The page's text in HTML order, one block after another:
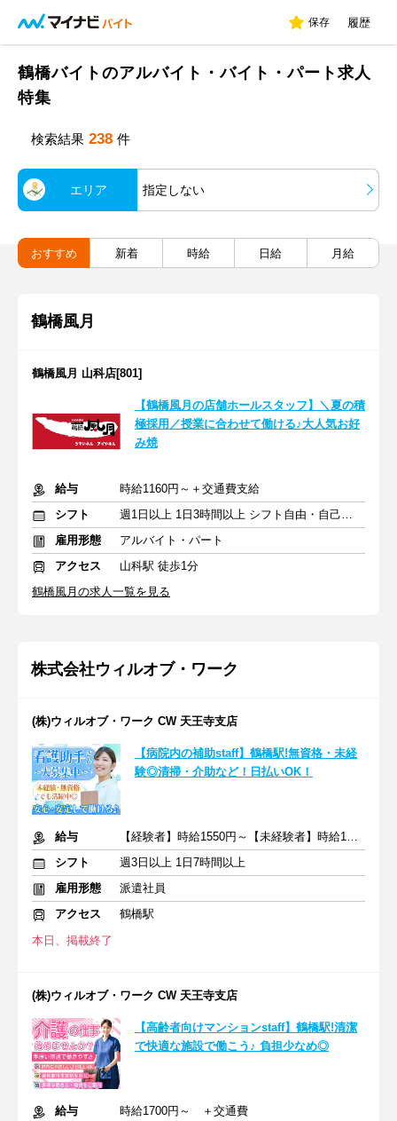
保存 履歴
鶴橋バイトのアルバイト・バイト・パート求人
特集
検索結果 238 件
エリア 指定しない
おすすめ 新着 時給 日給 月給
鶴橋風月
鶴橋風月 山科店[801]
【鶴橋風月の店舗ホールスタッフ】＼夏の積
極採用／授業に合わせて働ける♪大人気お好
み焼
給与
時給1160円～＋交通費支給
シフト
週1日以上 1日3時間以上 シフト自由・自己申告
雇用形態
アルバイト・パート
アクセス
山科駅 徒歩1分
鶴橋風月の求人一覧を見る
株式会社ウィルオブ・ワーク
(株)ウィルオブ・ワーク CW 天王寺支店
【病院内の補助staff】鶴橋駅!無資格・未経
験◎清掃・介助など！日払いOK！
給与
【経験者】時給1550円～【未経験者】時給1400円～ ＋交通費
シフト
週3日以上 1日7時間以上
雇用形態
派遣社員
アクセス
鶴橋駅
本日、掲載終了
(株)ウィルオブ・ワーク CW 天王寺支店
【高齢者向けマンションstaff】鶴橋駅!清潔
で快適な施設で働こう♪ 負担少なめ◎
給与
時給1700円～ ＋交通費